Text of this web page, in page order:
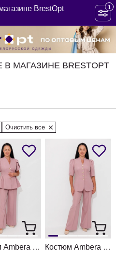
BrestOpt 1
В МАГАЗИНЕ BRESTOPT
Очистить все
Костюм Ambera style 2156-3 пыльная роза Костюм Ambera style 2149-3 пыльная роза